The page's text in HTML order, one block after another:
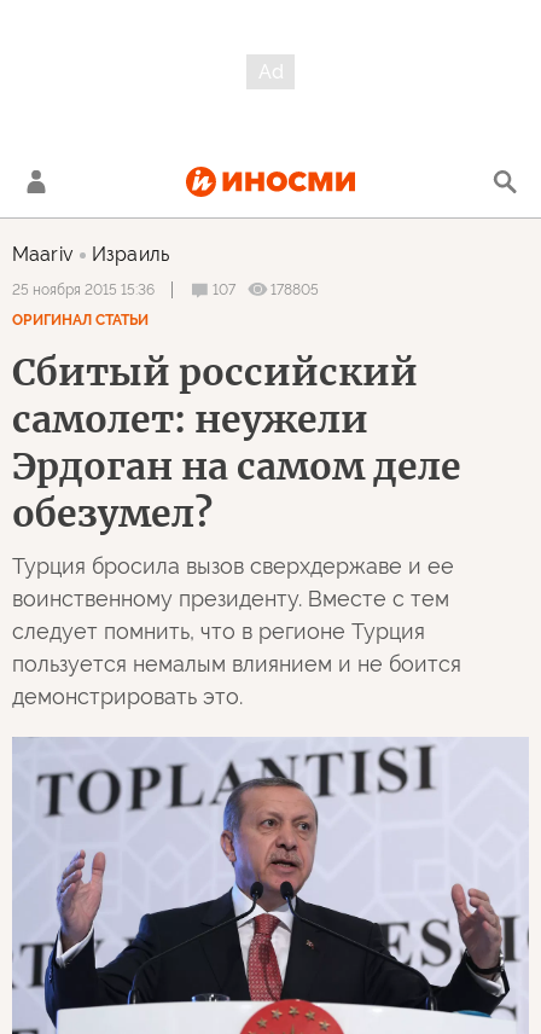
Maariv Израиль
25 ноября 2015 15:36 107
178805
ОРИГИНАЛ СТАТЬИ
Сбитый российский
самолет: неужели
Эрдоган на самом деле
обезумел?
Турция бросила вызов сверхдержаве и ее
воинственному президенту. Вместе с тем
следует помнить, что в регионе Турция
пользуется немалым влиянием и не боится
демонстрировать это.